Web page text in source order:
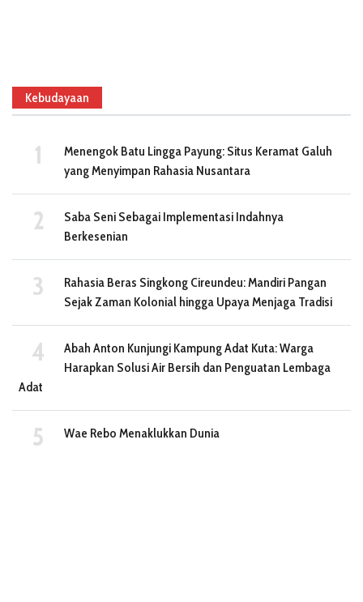
Kebudayaan
Menengok Batu Lingga Payung: Situs Keramat Galuh
yang Menyimpan Rahasia Nusantara
Saba Seni Sebagai Implementasi Indahnya
Berkesenian
Rahasia Beras Singkong Cireundeu: Mandiri Pangan
Sejak Zaman Kolonial hingga Upaya Menjaga Tradisi
Abah Anton Kunjungi Kampung Adat Kuta: Warga
Harapkan Solusi Air Bersih dan Penguatan Lembaga
Adat
Wae Rebo Menaklukkan Dunia